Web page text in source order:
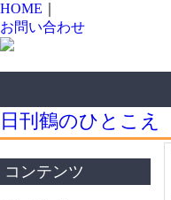
HOME
お問い合わせ
日刊鶴のひとこえ
コンテンツ